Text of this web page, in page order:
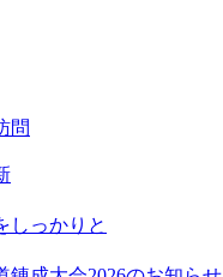
問
しっかりと